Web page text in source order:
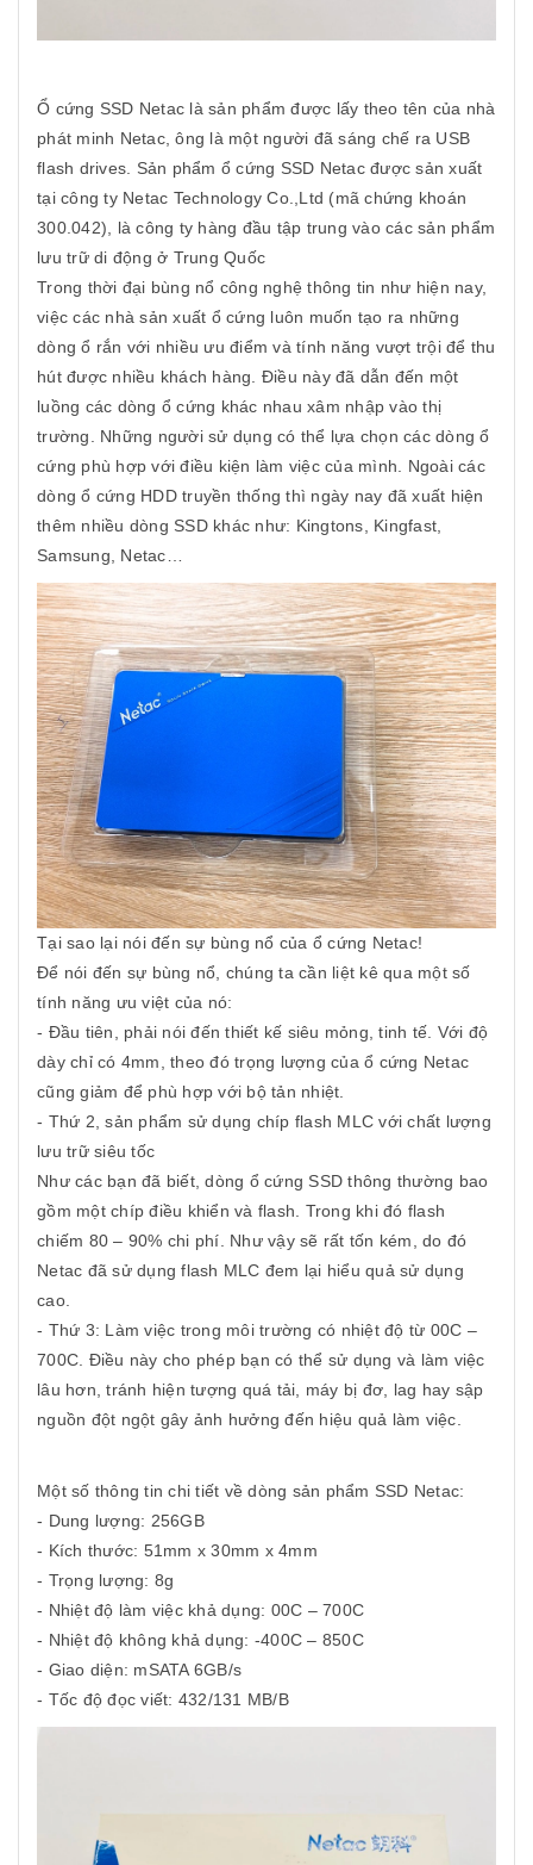
Ổ cứng SSD Netac là sản phẩm được lấy theo tên của nhà
phát minh Netac, ông là một người đã sáng chế ra USB
flash drives. Sản phẩm ổ cứng SSD Netac được sản xuất
tại công ty Netac Technology Co.,Ltd (mã chứng khoán
300.042), là công ty hàng đầu tập trung vào các sản phẩm
lưu trữ di động ở Trung Quốc
Trong thời đại bùng nổ công nghệ thông tin như hiện nay,
việc các nhà sản xuất ổ cứng luôn muốn tạo ra những
dòng ổ rắn với nhiều ưu điểm và tính năng vượt trội để thu
hút được nhiều khách hàng. Điều này đã dẫn đến một
luồng các dòng ổ cứng khác nhau xâm nhập vào thị
trường. Những người sử dụng có thể lựa chọn các dòng ổ
cứng phù hợp với điều kiện làm việc của mình. Ngoài các
dòng ổ cứng HDD truyền thống thì ngày nay đã xuất hiện
thêm nhiều dòng SSD khác như: Kingtons, Kingfast,
Samsung, Netac…
Tại sao lại nói đến sự bùng nổ của ổ cứng Netac!
Để nói đến sự bùng nổ, chúng ta cần liệt kê qua một số
tính năng ưu việt của nó:
- Đầu tiên, phải nói đến thiết kế siêu mỏng, tinh tế. Với độ
dày chỉ có 4mm, theo đó trọng lượng của ổ cứng Netac
cũng giảm để phù hợp với bộ tản nhiệt.
- Thứ 2, sản phẩm sử dụng chíp flash MLC với chất lượng
lưu trữ siêu tốc
Như các bạn đã biết, dòng ổ cứng SSD thông thường bao
gồm một chíp điều khiển và flash. Trong khi đó flash
chiếm 80 – 90% chi phí. Như vậy sẽ rất tốn kém, do đó
Netac đã sử dụng flash MLC đem lại hiểu quả sử dụng
cao.
- Thứ 3: Làm việc trong môi trường có nhiệt độ từ 00C –
700C. Điều này cho phép bạn có thể sử dụng và làm việc
lâu hơn, tránh hiện tượng quá tải, máy bị đơ, lag hay sập
nguồn đột ngột gây ảnh hưởng đến hiệu quả làm việc.
Một số thông tin chi tiết về dòng sản phẩm SSD Netac:
- Dung lượng: 256GB
- Kích thước: 51mm x 30mm x 4mm
- Trọng lượng: 8g
- Nhiệt độ làm việc khả dụng: 00C – 700C
- Nhiệt độ không khả dụng: -400C – 850C
- Giao diện: mSATA 6GB/s
- Tốc độ đọc viết: 432/131 MB/B